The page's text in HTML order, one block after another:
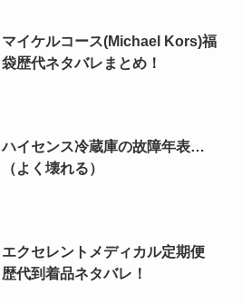
マイケルコース(Michael Kors)福
袋歴代ネタバレまとめ！
ハイセンス冷蔵庫の故障年表…
（よく壊れる）
エクセレントメディカル定期便
歴代到着品ネタバレ！